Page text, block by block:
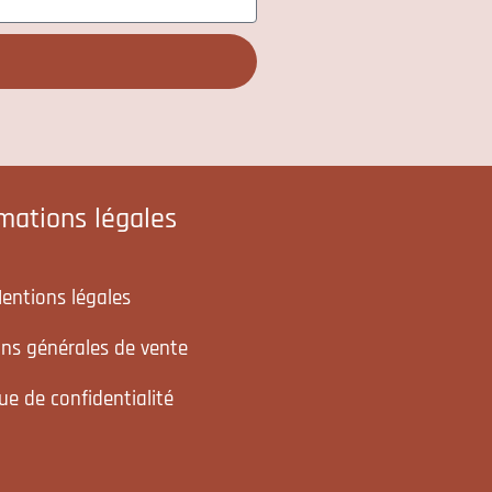
légales
légales
générales de vente
de confidentialité